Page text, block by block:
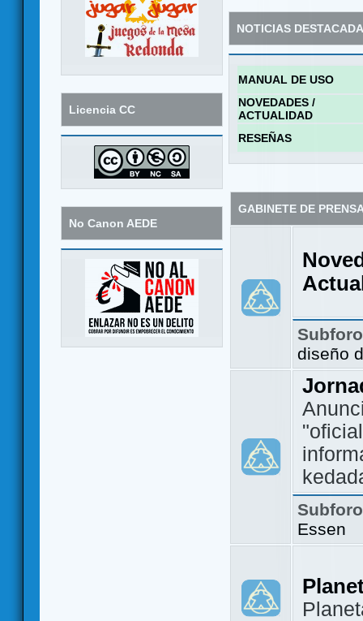
Licencia CC
No Canon AEDE
NOTICIAS
MANUAL DE USO
NOVEDADES /
ACTUALIDAD
RESEÑAS
GABINETE DE
diseño
Essen